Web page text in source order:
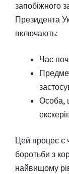
запобіжного
Президента
включають:
Час
Особа,
Цей процес є
боротьби з
найвищому